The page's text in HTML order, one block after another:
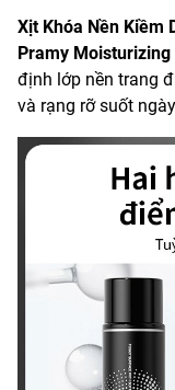
Xịt Khóa Nền Kiềm
Pramy Moisturizing
định lớp nền trang
và rạng rỡ suốt